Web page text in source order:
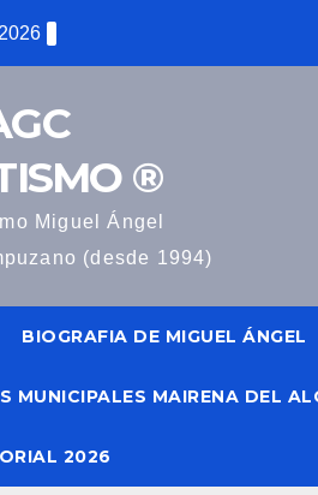
®
Miguel Ángel
(desde 1994)
BIOGRAFIA DE MIGUEL ÁNGEL
MUNICIPALES MAIRENA DEL
2026